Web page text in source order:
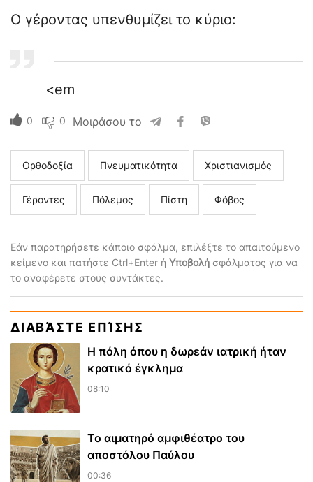
Ο γέροντας υπενθυμίζει το κύριο:
<em
0 0 Μοιράσου το
Ορθοδοξία Πνευματικότητα Χριστιανισμός
Γέροντες Πόλεμος Πίστη Φόβος
Εάν παρατηρήσετε κάποιο σφάλμα, επιλέξτε το απαιτούμενο
κείμενο και πατήστε Ctrl+Enter ή Υποβολή σφάλματος για να
το αναφέρετε στους συντάκτες.
ΔΙΑΒΆΣΤΕ ΕΠΊΣΗΣ
Η πόλη όπου η δωρεάν ιατρική ήταν
κρατικό έγκλημα
08:10
​Το αιματηρό αμφιθέατρο του
αποστόλου Παύλου
00:36